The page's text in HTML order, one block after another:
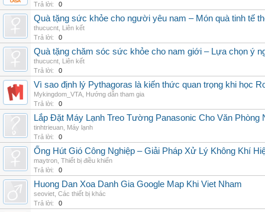
Trả lời:
0
Quà tặng sức khỏe cho người yêu nam – Món quà tinh tế
thucucnt Liên kết
Trả lời:
0
Quà tặng chăm sóc sức khỏe cho nam giới – Lựa chọn ý
thucucnt Liên kết
Trả lời:
0
Vì sao định lý Pythagoras là kiến thức quan trọng khi học
Mykingdom_VTA Hướng dẫn tham gia
Trả lời:
0
Lắp Đặt Máy Lạnh Treo Tường Panasonic Cho Văn Phòng
tinhtrieuan Máy lạnh
Trả lời:
0
Ống Hút Gió Công Nghiệp – Giải Pháp Xử Lý Không Khí
maytron Thiết bị điều khiển
Trả lời:
0
Huong Dan Xoa Danh Gia Google Map Khi Viet Nham
seoviet Các thiết bị khác
Trả lời:
0